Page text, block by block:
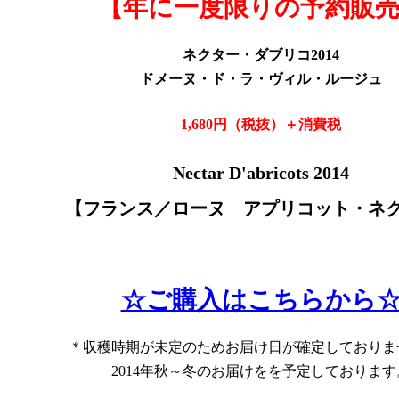
【年に一度限りの予約販売
ネクター・ダブリコ2014
ドメーヌ・ド・ラ・ヴィル・ルージュ
1,680円（税抜）＋消費税
Nectar D'abricots 2014
【フランス／ローヌ
アプリコット・ネク
☆ご購入はこちらから
＊収穫時期が未定のためお届け日が確定しておりま
2014年秋～冬のお届けをを予定しております